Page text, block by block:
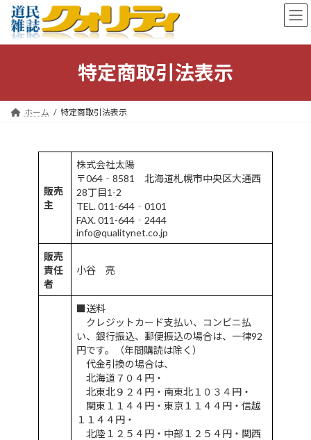
ン
キ
ー
に
特定商取引法表示
ホーム 特定商取引法表示
販売
主
株式会社太陽
〒064‐8581 北海道札幌市中央区大通西
28丁目1-2
TEL. 011-644‐0101
FAX. 011-644‐2444
info@qualitynet.co.jp
販売
責任
者
小谷 亮
■送料
クレジットカード支払い、コンビニ払
い、銀行振込、郵便振込の場合は、一律92
円です。（年間購読は除く）
代金引換の場合は、
北海道７０４円・
北東北９２４円・南東北１０３４円・
関東１１４４円・東京１１４４円・信越
１１４４円・
北陸１２５４円・中部１２５４円・関西